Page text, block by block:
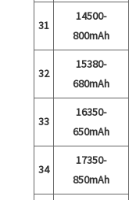
31
14500-
800mAh
32
15380-
680mAh
33
16350-
650mAh
34
17350-
850mAh